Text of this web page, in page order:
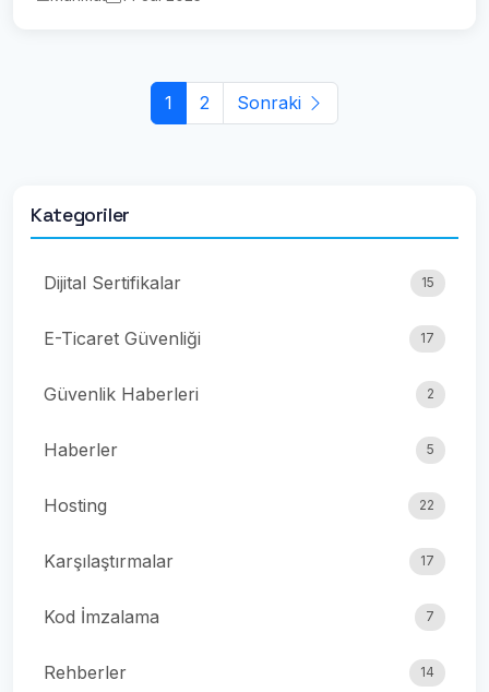
1 2 Sonraki
Kategoriler
Dijital Sertifikalar 15
E-Ticaret Güvenliği 17
Güvenlik Haberleri 2
Haberler 5
Hosting 22
Karşılaştırmalar 17
Kod İmzalama 7
Rehberler 14